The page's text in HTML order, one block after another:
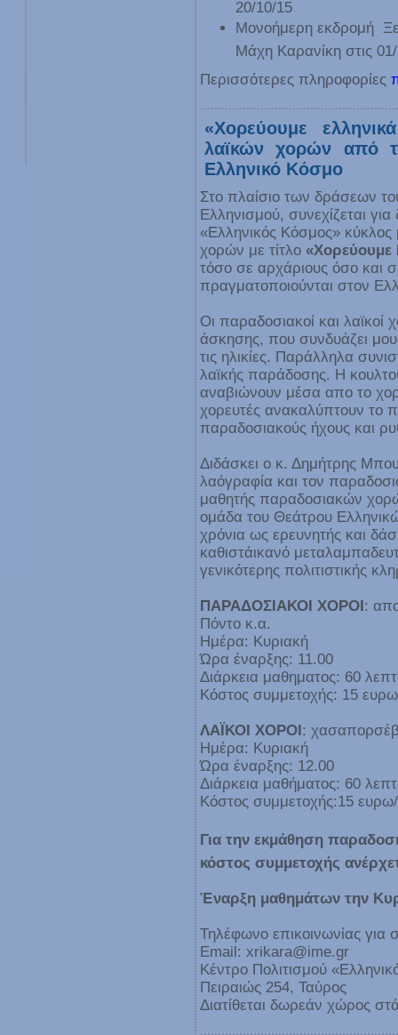
20/10/15
Μονοήμερη εκδρομή 
Μάχη Καρανίκη στις
Περισσότερες πληροφορίες
«Χορεύουμε
λαϊκών χορών από
Ελληνικό Κόσμο
Στο πλαίσιο των δράσεων
Ελληνισμού, συνεχίζεται
«Ελληνικός Κόσμος»
χορών με τίτλο «Χορεύουμε
τόσο σε αρχάριους όσο και
πραγματοποιούνται στον
Οι παραδοσιακοί και λαϊκοί
άσκησης, που συνδυάζει
τις ηλικίες. Παράλληλα
λαϊκής παράδοσης. Η
αναβιώνουν μέσα απο το
χορευτές ανακαλύπτουν το
παραδοσιακούς ήχους και
Διδάσκει ο κ. Δημήτρης
λαόγραφία και τον
μαθητής παραδοσιακών
ομάδα του Θεάτρου
χρόνια ως ερευνητής και
καθιστάικανό
γενικότερης πολιτιστικής
ΠΑΡΑΔΟΣΙΑΚΟΙ ΧΟΡΟΙ:
Πόντο κ.α.
Ημέρα: Κυριακή
Ώρα έναρξης: 11.00
Διάρκεια μαθηματος: 60
Κόστος συμμετοχής: 15
ΛΑΪΚΟΙ ΧΟΡΟΙ:
Ημέρα: Κυριακή
Ώρα έναρξης: 12.00
Διάρκεια μαθήματος: 60
Κόστος συμμετοχής:15
Για την εκμάθηση
κόστος συμμετοχής
Έναρξη μαθημάτων την
Τηλέφωνο επικοινωνίας για
Email: xrikara@ime.gr
Κέντρο Πολιτισμού
Πειραιώς 254, Ταύρος
Διατίθεται δωρεάν χώρος